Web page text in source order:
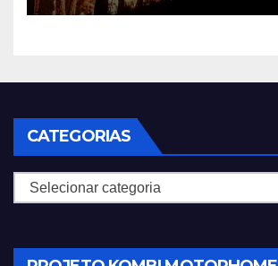
CATEGORIAS
Categorias